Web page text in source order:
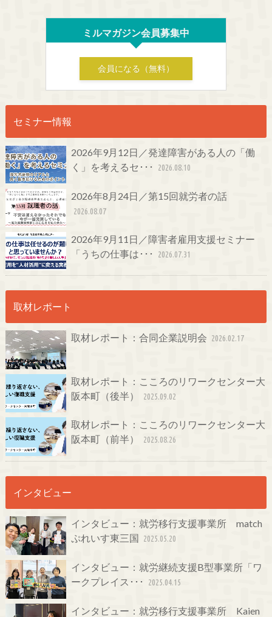
ミルマガジン会員募集中
会員になる（無料）
セミナー情報
2026年9月12日／発達障害がある人の「働
く」を考えるセ･･･
2026.08.10
2026年8月24日／第15回就労者の話
2026.08.07
2026年9月11日／障害者雇用支援セミナー
「うちの仕事は･･･
2026.07.31
取材レポート
取材レポート：合同企業説明会 2026.02.17
取材レポート：こころのリワークセンター大
阪本町（後半）
2025.09.02
取材レポート：こころのリワークセンター大
阪本町（前半）
2025.08.26
インタビュー
インタビュー：就労移行支援事業所 match
ぷれいす東三国 2025.05.20
インタビュー：就労継続支援B型事業所「ワ
ークプレイス･･･
2025.04.15
インタビュー：就労移行支援事業所 Kaien